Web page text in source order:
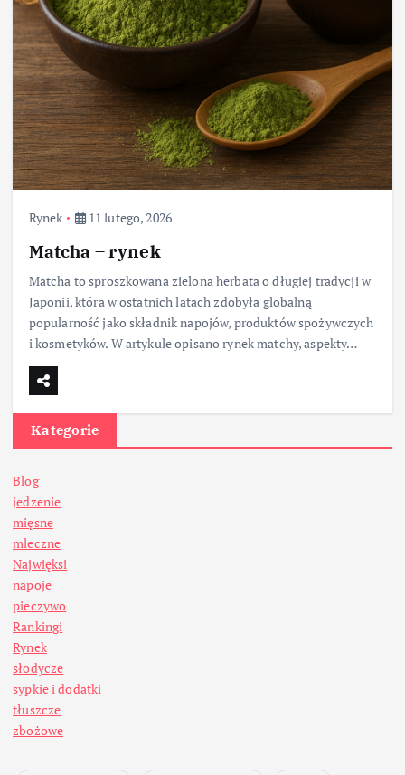
Rynek 11 lutego, 2026
Matcha – rynek
Matcha to sproszkowana zielona herbata o długiej tradycji w
Japonii, która w ostatnich latach zdobyła globalną
popularność jako składnik napojów, produktów spożywczych
i kosmetyków. W artykule opisano rynek matchy, aspekty…
Kategorie
Blog
jedzenie
mięsne
mleczne
Najwięksi
napoje
pieczywo
Rankingi
Rynek
słodycze
sypkie i dodatki
tłuszcze
zbożowe